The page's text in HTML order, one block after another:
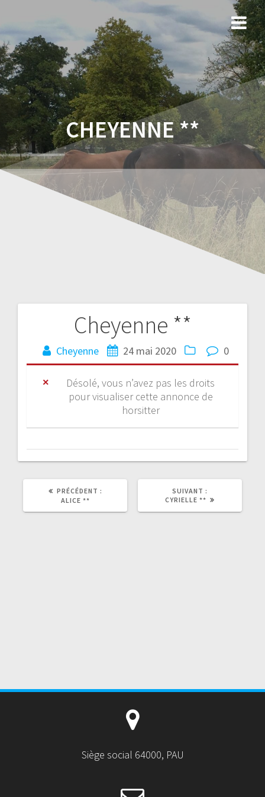
CHEYENNE **
Cheyenne **
Cheyenne 24 mai 2020 0
Désolé, vous n’avez pas les droits
pour visualiser cette annonce de
horsitter
PRÉCÉDENT :
ALICE **
SUIVANT :
CYRIELLE **
Siège social 64000, PAU